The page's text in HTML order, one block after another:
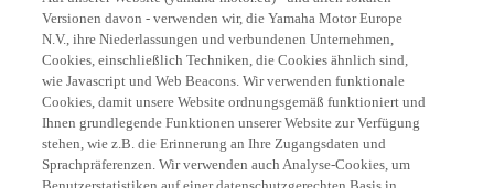
Versionen davon - verwenden wir, die Yamaha Motor Europe
N.V., ihre Niederlassungen und verbundenen Unternehmen,
Cookies, einschließlich Techniken, die Cookies ähnlich sind,
wie Javascript und Web Beacons. Wir verwenden funktionale
Cookies, damit unsere Website ordnungsgemäß funktioniert und
Ihnen grundlegende Funktionen unserer Website zur Verfügung
stehen, wie z.B. die Erinnerung an Ihre Zugangsdaten und
Sprachpräferenzen. Wir verwenden auch Analyse-Cookies, um
Benutzerstatistiken auf einer datenschutzgerechten Basis in